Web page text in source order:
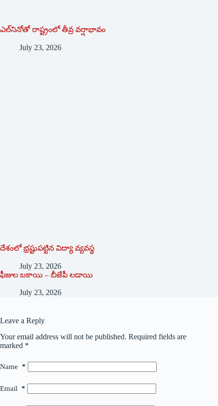
ఎల్‌నినోతో రాష్ట్రంలో తీవ్ర వర్షాభావం
July 23, 2026
దేశంలో భ్ర‌ష్టుపట్టిన విద్యా వ్యవస్థ
July 23, 2026
ఫీజుల బకాయి – బీజేపీ లడాయి
July 23, 2026
Leave a Reply
Your email address will not be published. Required fields are
marked *
Name *
Email *